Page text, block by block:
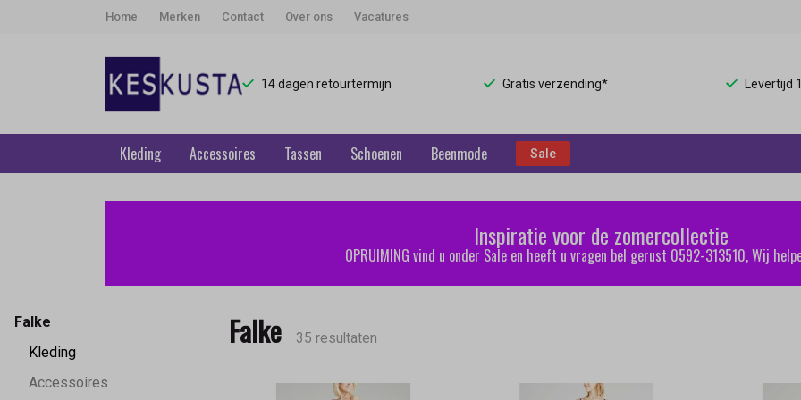
Home Merken Contact Over ons Vacatures
14 dagen retourtermijn Gratis verzending* Levertijd
Kleding Accessoires Tassen Schoenen Beenmode Sale
Falke
Keskusta
Inspiratie voor de zomercollectie
OPRUIMING vind u onder Sale en heeft u vragen bel gerust 0592-313510, Wij
Falke
Kleding
Accessoires
Falke 35 resultaten